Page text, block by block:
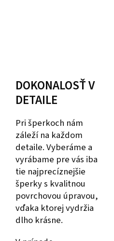
DOKONALOSŤ V
DETAILE
Pri šperkoch nám
záleží na každom
detaile. Vyberáme a
vyrábame pre vás iba
tie najprecíznejšie
šperky s kvalitnou
povrchovou úpravou,
vďaka ktorej vydržia
dlho krásne.